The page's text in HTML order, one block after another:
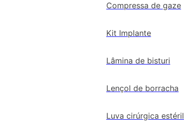
Compressa de gaze
Kit Implante
Lâmina de bisturi
Lençol de borracha
Luva cirúrgica estéril